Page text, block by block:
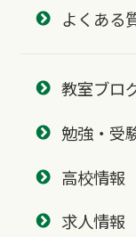
よくある
教室ブロ
勉強・受
高校情報
求人情報